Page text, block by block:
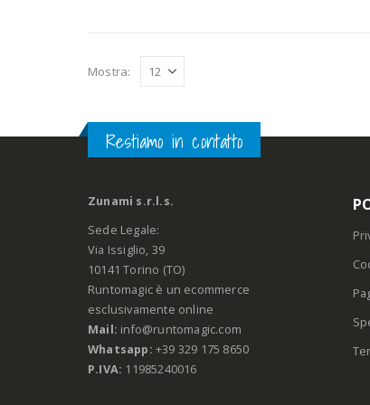
Mostra:
Restiamo in contatto
Zunami s.r.l.s.
Sede Legale:
Via Issiglio, 39
10141 Torino (TO)
Runtomagic è un ecommerce
esclusivamente online
Mail: info@runtomagic.com
Whatsapp: +39 329 175 8650
P.IVA: 11985240016